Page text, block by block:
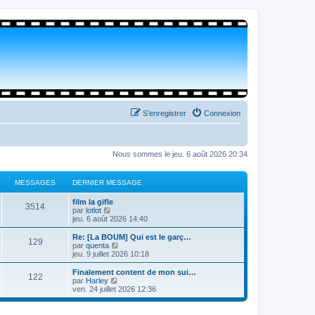
Connexion
S’enregistrer
Nous sommes le jeu. 6 août 2026 20:34
MESSAGES DERNIER MESSAGE
3514
film la gifle
par lotlot
o
i
r
l
e
e
r
n
i
e
jeu. 6 août 2026 14:40
129
Re: [La BOUM] Qui est le garç…
par quenta
o
i
r
e
e
jeu. 9 juillet 2026 10:18
122
Finalement content de mon sui…
par Harley
o
i
ven. 24 juillet 2026 12:36